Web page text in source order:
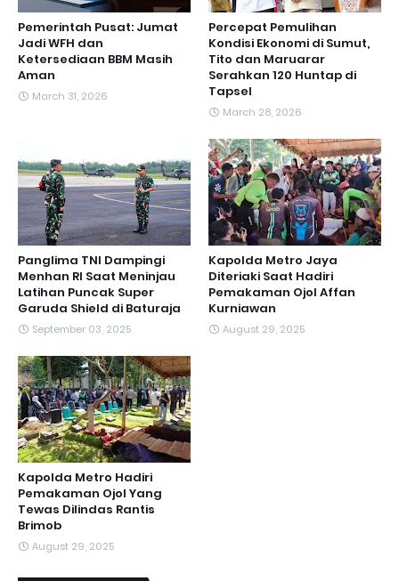
Pemerintah Pusat: Jumat
Jadi WFH dan
Ketersediaan BBM Masih
Aman
March 31, 2026
Percepat Pemulihan
Kondisi Ekonomi di Sumut,
Tito dan Maruarar
Serahkan 120 Huntap di
Tapsel
March 28, 2026
Panglima TNI Dampingi
Menhan RI Saat Meninjau
Latihan Puncak Super
Garuda Shield di Baturaja
September 03, 2025
Kapolda Metro Jaya
Diteriaki Saat Hadiri
Pemakaman Ojol Affan
Kurniawan
August 29, 2025
Kapolda Metro Hadiri
Pemakaman Ojol Yang
Tewas Dilindas Rantis
Brimob
August 29, 2025